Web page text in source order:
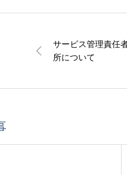
サービス管理責任
所について